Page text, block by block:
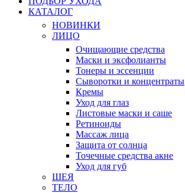
КАТАЛОГ
НОВИНКИ
ЛИЦО
Очищающие средства
Маски и эксфолианты
Тонеры и эссенции
Сыворотки и концентраты
Кремы
Уход для глаз
Листовые маски и саше
Ретиноиды
Массаж лица
Защита от солнца
Точечные средства акне
Уход для губ
ШЕЯ
ТЕЛО